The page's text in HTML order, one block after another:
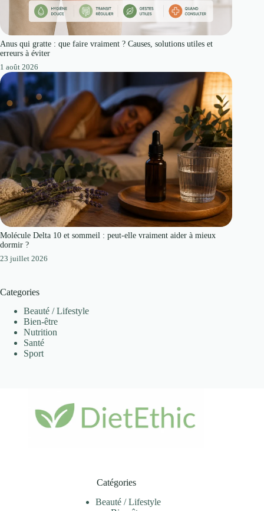
Anus qui gratte : que faire vraiment ? Causes, solutions utiles et
erreurs à éviter
1 août 2026
Molécule Delta 10 et sommeil : peut-elle vraiment aider à mieux
dormir ?
23 juillet 2026
Categories
Beauté / Lifestyle
Bien-être
Nutrition
Santé
Sport
Catégories
Beauté / Lifestyle